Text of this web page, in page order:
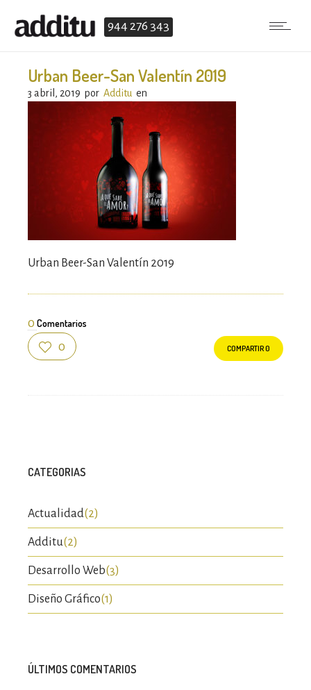
944 276 343
Urban Beer-San Valentín 2019
3 abril, 2019 por Additu en
Urban Beer-San Valentín 2019
0 Comentarios
0 COMPARTIR0
CATEGORIAS
Actualidad(2)
Additu(2)
Desarrollo Web(3)
Diseño Gráfico(1)
ÚLTIMOS COMENTARIOS